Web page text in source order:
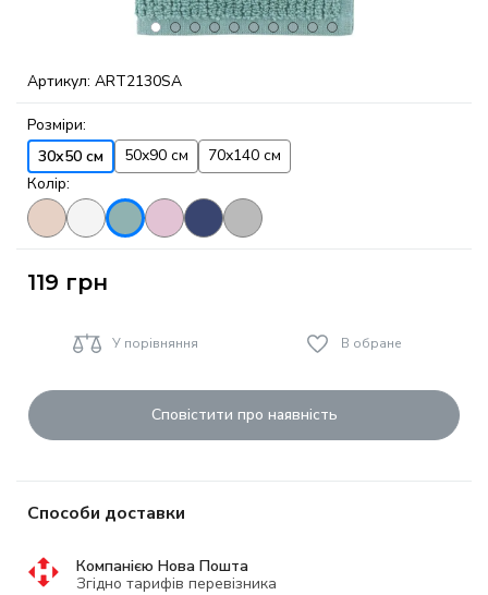
Артикул: ART2130SA
Розміри:
30х50 см
50х90 см
70х140 см
Колір:
119 грн
У порівняння В обране
Сповістити про наявність
Способи доставки
Компанією Нова Пошта
Згідно тарифів перевізника